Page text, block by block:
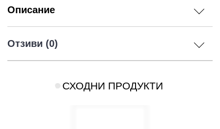
Описание
Отзиви (0)
СХОДНИ ПРОДУКТИ